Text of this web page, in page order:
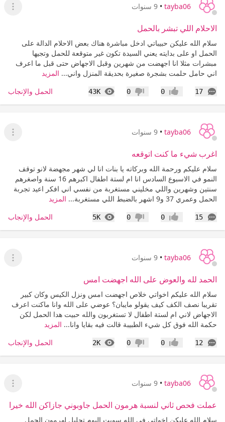
tayba06
• 9 سنوات
عرض
الاحلام اللي تبشر بالحمل
سلام الله عليكن حبيباتي ادخل مباشرة هناك بعض الاحلام الدالة على
الحمل او على بدايته يعني السيدة تكون غير متوقعة للحمل وتجيها
مبشرات مثلا انا اجهضت من شهرين وقبل الاجهاض حتى قبل ما اعرف
اني حامل حلمت بشجرة صغيرة بحديقة المنزل واني... المزيد
17
التعليقات إعجاب0 عدم إعجاب
0
43K
المشاهدات الحمل والإنجاب
tayba06
• 9 سنوات
عرض
اغرب شيء ما كنت اتوقعه
سلام عليكم ورحمة الله وبركاته يا بنات انا لي شهر مجهضة لانو توقف
النمو في الاسبوع السادس انا ام لستة اطفال اكبرهم 16 سنة واصغرهم
سنتين وشهرين واللي مخليني مستغربة من نفسي اني افكر اعيد تجربة
الحمل وعمري 37 و9 اشهر بالضبط اللي مستغربة...
المزيد
15
التعليقات إعجاب0 عدم إعجاب
0
5K
المشاهدات الحمل والإنجاب
tayba06
• 9 سنوات
عرض
الحمد لله والعوض على الله اجهضت امس
سلام الله عليكم اخواتي خلاص اجهضت امس ونزل الكيس وكان كبير
تقريبا نصف الكف كيف يقولو مايبان؟ عوضي على الله وانا ماكنت اعرف
الاجهاض لاني ام لستة اطفال لا تستغربون والله حبيت هدا الحمل لكن
حكمة الله فوق كل شيء الطبيبة قالت فيه بقايا وانا... المزيد
12
التعليقات إعجاب0 عدم إعجاب
0
2K
المشاهدات الحمل والإنجاب
tayba06
• 9 سنوات
عرض
عملت فحص ثاني لنسبة هرمون الحمل جاوبوني جازاكن الله خيرا
سلام الله عليكن اخواتي في الله سويت اليوم تحليل لهرمون الحمل